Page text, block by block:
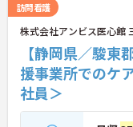
訪問看護
株式会社アンビス医心館
【静岡県／駿
援事業所でのケ
社員＞